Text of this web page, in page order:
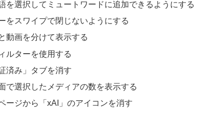
を選択してミュートワードに追加できるようにする
をスワイプで閉じないようにする
動画を分けて表示する
ルターを使用する
済み」タブを消す
で選択したメディアの数を表示する
ージから「xAI」のアイコンを消す